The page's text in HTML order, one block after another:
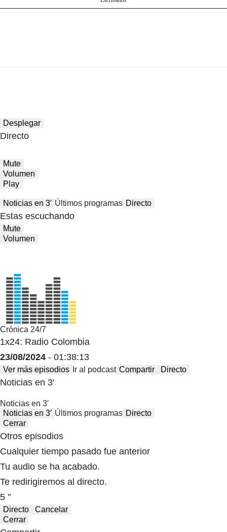
Desplegar
Directo
Mute
Volumen
Play
Noticias en 3′ Últimos programas Directo
Estas escuchando
Mute
Volumen
Crónica 24/7
1x24: Radio Colombia
23/08/2024 - 01:38:13
Ver más episodios Ir al podcast Compartir Directo
Noticias en 3′
Noticias en 3′
Noticias en 3′ Últimos programas Directo
Cerrar
Otros episodios
Cualquier tiempo pasado fue anterior
Tu audio se ha acabado.
Te redirigiremos al directo.
5 "
Directo
Cancelar
Cerrar